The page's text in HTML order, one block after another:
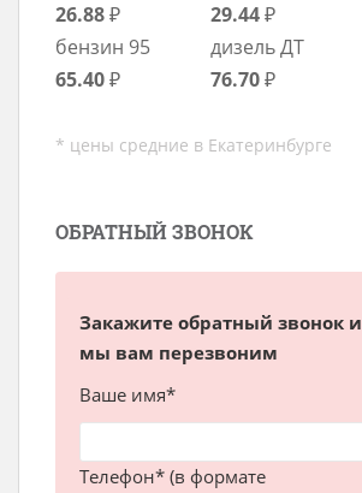
26.88₽
29.44₽
бензин 95
65.40₽
дизель ДТ
76.70₽
* цены средние в Екатеринбурге
ОБРАТНЫЙ ЗВОНОК
Закажите обратный звонок и
мы вам перезвоним
Ваше имя*
Телефон* (в формате